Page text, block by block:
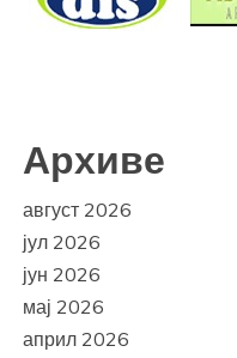
Архиве
август 2026
јул 2026
јун 2026
мај 2026
април 2026